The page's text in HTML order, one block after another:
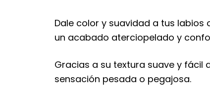
Dale color y suavidad a tus labios
un acabado aterciopelado y
Gracias a su textura suave y fácil
sensación pesada o pegajosa.